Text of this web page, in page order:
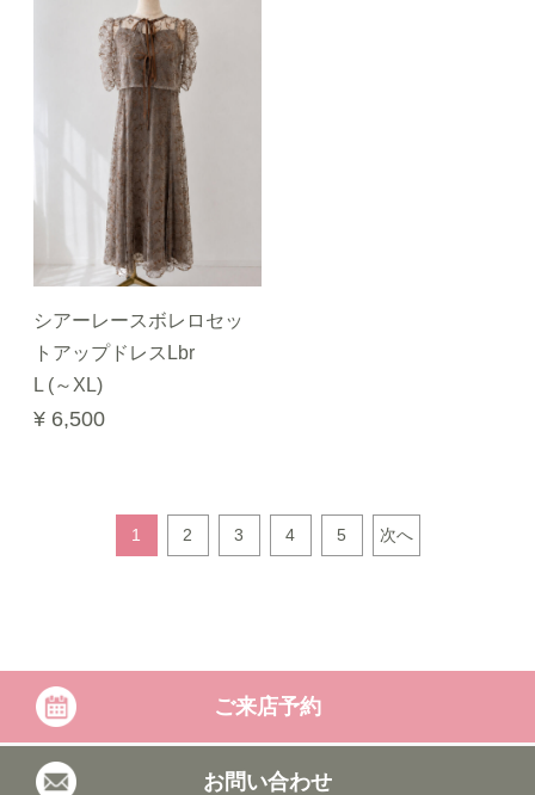
シアーレースボレロセッ
トアップドレスLbr
L (～XL)
¥ 6,500
1 2 3 4 5 次へ
ご来店予約
お問い合わせ